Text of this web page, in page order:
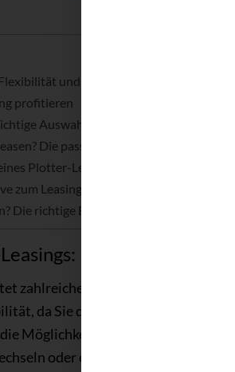
und Kosteneffizienz
profitieren
Auswahlkriterien beim Leasing
Die passende Technologie für Ihre
Plotter-Leasings
zum Leasing
Die richtige Entscheidung für Ihre
Flexibilität und
zahlreiche Vorteile. Es schont
da Sie den Plotter nur für eine
Möglichkeit, am Ende der Laufzeit
oder einen neuen